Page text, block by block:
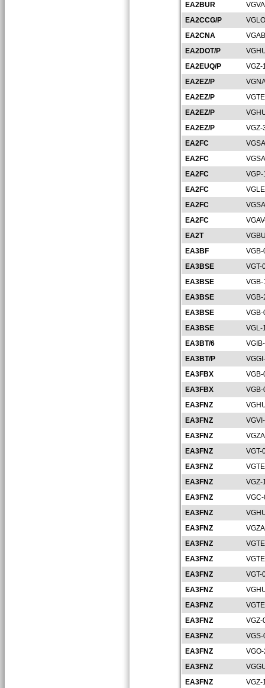
EA2BUR
EA2CCG/P
EA2CNA
EA2DOT/P
EA2EUQ/P
VGZ-
EA2EZ/P
EA2EZ/P
EA2EZ/P
EA2EZ/P
VGZ-
EA2FC
EA2FC
EA2FC
EA2FC
EA2FC
EA2FC
EA2T
EA3BF
EA3BSE
VGT-
EA3BSE
EA3BSE
EA3BSE
EA3BSE
VGL-
EA3BT/6
EA3BT/P
EA3FBX
EA3FBX
EA3FNZ
EA3FNZ
EA3FNZ
EA3FNZ
VGT-
EA3FNZ
EA3FNZ
VGZ-
EA3FNZ
EA3FNZ
EA3FNZ
EA3FNZ
EA3FNZ
EA3FNZ
VGT-
EA3FNZ
EA3FNZ
EA3FNZ
VGZ-
EA3FNZ
EA3FNZ
EA3FNZ
EA3FNZ
VGZ-